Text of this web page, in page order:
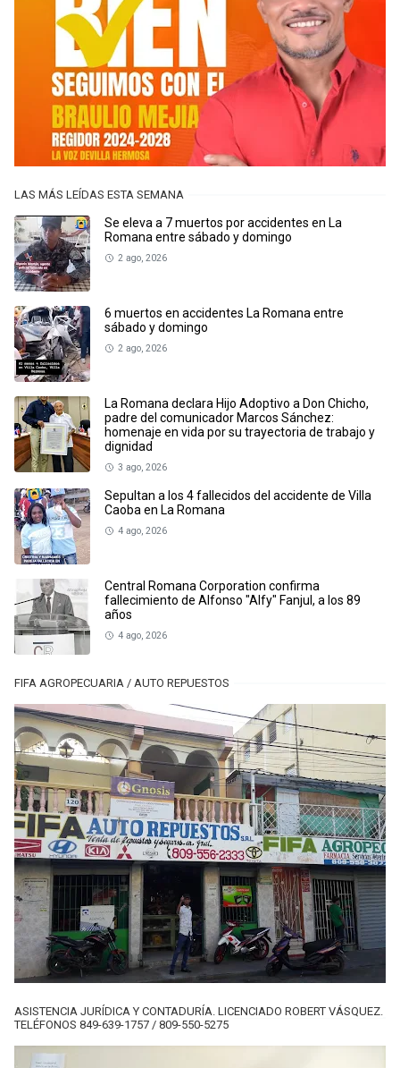
LAS MÁS LEÍDAS ESTA SEMANA
Se eleva a 7 muertos por accidentes en La
Romana entre sábado y domingo
2 ago, 2026
6 muertos en accidentes La Romana entre
sábado y domingo
2 ago, 2026
La Romana declara Hijo Adoptivo a Don Chicho,
padre del comunicador Marcos Sánchez:
homenaje en vida por su trayectoria de trabajo y
dignidad
3 ago, 2026
Sepultan a los 4 fallecidos del accidente de Villa
Caoba en La Romana
4 ago, 2026
Central Romana Corporation confirma
fallecimiento de Alfonso "Alfy" Fanjul, a los 89
años
4 ago, 2026
FIFA AGROPECUARIA / AUTO REPUESTOS
ASISTENCIA JURÍDICA Y CONTADURÍA. LICENCIADO ROBERT VÁSQUEZ.
TELÉFONOS 849-639-1757 / 809-550-5275